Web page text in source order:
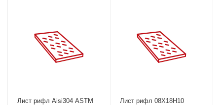
Лист рифл Aisi304 ASTM
Лист рифл 08Х18Н10